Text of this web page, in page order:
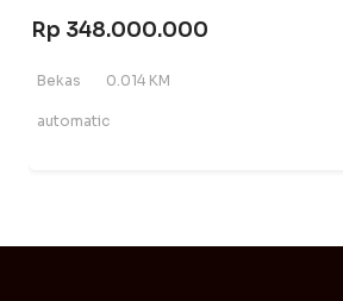
Rp 348.000.000
Bekas 0.014 KM
automatic